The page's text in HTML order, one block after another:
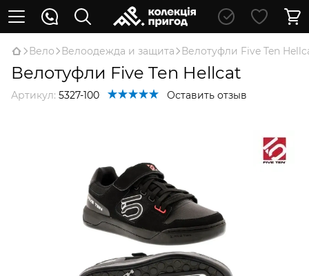
Вело Велоодежда и защита Велотуфли Five Ten
Велотуфли Five Ten Hellcat
Артикул: 5327-100 Оставить отзыв